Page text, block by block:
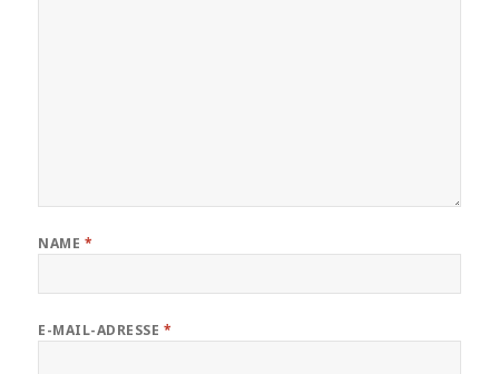
NAME *
E-MAIL-ADRESSE *